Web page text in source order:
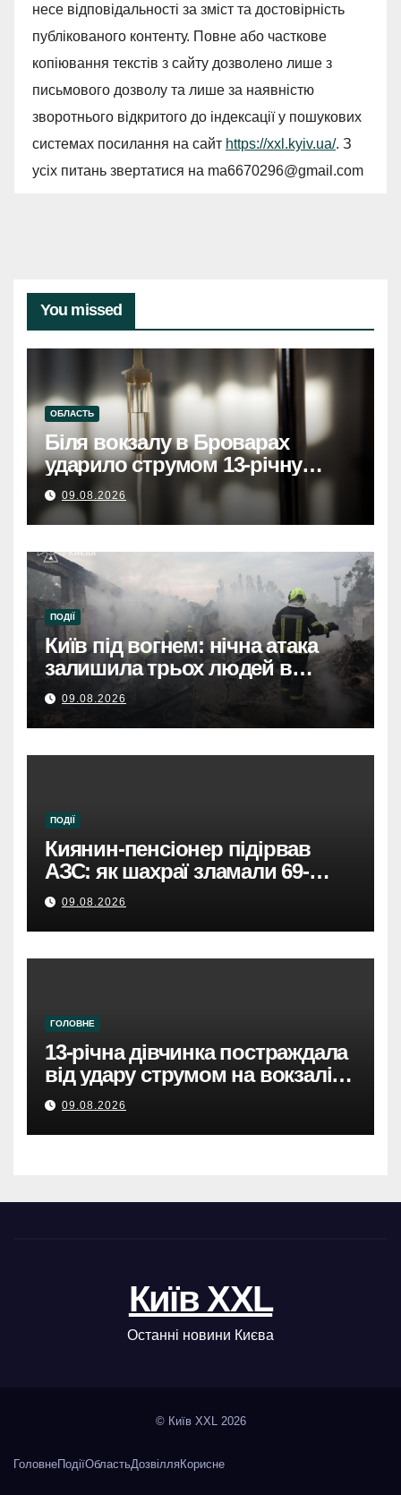
несе відповідальності за зміст та достовірність
публікованого контенту. Повне або часткове
копіювання текстів з сайту дозволено лише з
письмового дозволу та лише за наявністю
зворотнього відкритого до індексації у пошукових
системах посилання на сайт https://xxl.kyiv.ua/. З
усіх питань звертатися на ma6670296@gmail.com
You missed
ОБЛАСТЬ
Біля вокзалу в Броварах
ударило струмом 13-річну
дівчинку, вона у тяжкому
станіБіля вокзалу в Броварах
струмом вдарило 13-річну
дівчинку, стан важкий
09.08.2026
ПОДІЇ
Київ під вогнем: нічна атака
залишила трьох людей в
лікарнях.
09.08.2026
ПОДІЇ
Киянин-пенсіонер підірвав
АЗС: як шахраї зламали 69-
річного чоловіка.
09.08.2026
ГОЛОВНЕ
13-річна дівчинка постраждала
від удару струмом на вокзалі в
Броварах.
09.08.2026
Київ XXL
Останні новини Києва
© Київ XXL 2026
ГоловнеПодіїОбластьДозвілляКорисне